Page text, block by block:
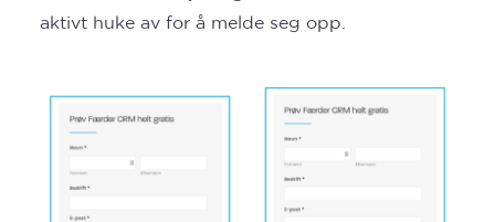
aktivt huke av for å melde seg opp.